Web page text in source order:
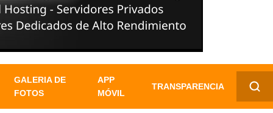
GALERIA DE
FOTOS
APP
MÓVIL
TRANSPARENCIA